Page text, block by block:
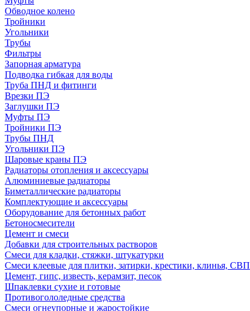
Обводное колено
Тройники
Угольники
Трубы
Фильтры
Запорная арматура
Подводка гибкая для воды
Труба ПНД и фитинги
Врезки ПЭ
Заглушки ПЭ
Муфты ПЭ
Тройники ПЭ
Трубы ПНД
Угольники ПЭ
Шаровые краны ПЭ
Радиаторы отопления и аксессуары
Алюминиевые радиаторы
Биметаллические радиаторы
Комплектующие и аксессуары
Оборудование для бетонных работ
Бетоносмесители
Цемент и смеси
Добавки для строительных растворов
Смеси для кладки, стяжки, штукатурки
Смеси клеевые для плитки, затирки, крестики, клинья, СВП
Цемент, гипс, известь, керамзит, песок
Шпаклевки сухие и готовые
Противогололедные средства
Смеси огнеупорные и жаростойкие